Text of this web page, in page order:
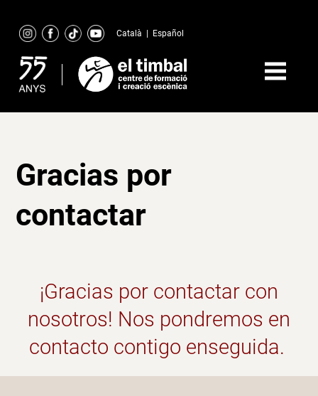
content
Català Español
Gracias por
contactar
¡Gracias por contactar con
nosotros! Nos pondremos en
contacto contigo enseguida.